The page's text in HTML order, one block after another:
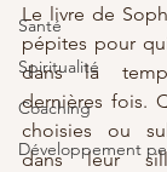
Santé
Spiritualité
Coaching
Développement
Le livre de
pépites pour
dans la
dernières fois.
choisies ou
dans leur